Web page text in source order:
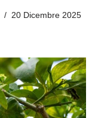
20 Dicembre 2025